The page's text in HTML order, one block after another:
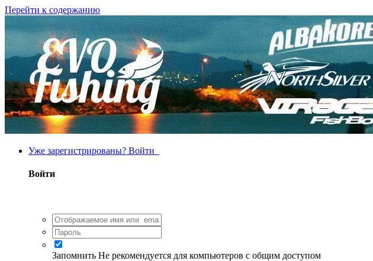
Перейти к содержанию
Уже зарегистрированы? Войти
Войти
Запомнить Не рекомендуется для компьютеров с общим доступом